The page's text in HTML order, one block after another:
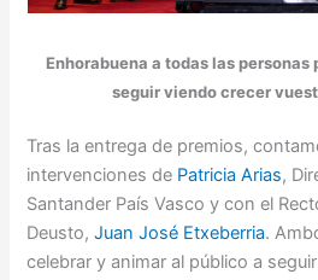
Enhorabuena a todas las personas
seguir viendo crecer
Tras la entrega de premios,
intervenciones de Patricia Arias,
Santander País Vasco y con el
Deusto,Juan José Etxeberria.
celebrar y animar al público a